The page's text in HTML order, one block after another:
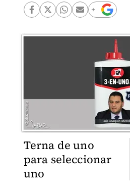
Terna de uno
para seleccionar
uno